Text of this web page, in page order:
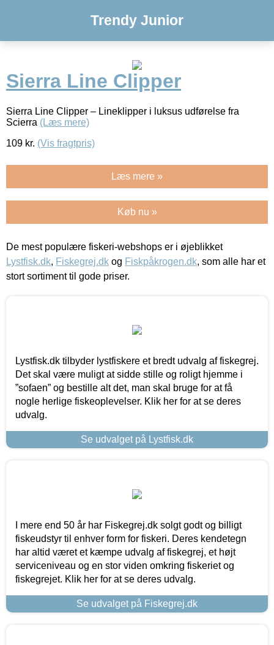
Trendy Junior
Sierra Line Clipper
Sierra Line Clipper – Lineklipper i luksus udførelse fra
Scierra (Læs mere)
109 kr. (Vis fragtpris)
Læs mere »
Køb nu »
De mest populære fiskeri-webshops er i øjeblikket
Lystfisk.dk, Fiskegrej.dk og Fiskpåkrogen.dk, som alle har et
stort sortiment til gode priser.
Lystfisk.dk tilbyder lystfiskere et bredt udvalg af fiskegrej.
Det skal være muligt at sidde stille og roligt hjemme i
”sofaen” og bestille alt det, man skal bruge for at få
nogle herlige fiskeoplevelser. Klik her for at se deres
udvalg.
Se udvalget på Lystfisk.dk
I mere end 50 år har Fiskegrej.dk solgt godt og billigt
fiskeudstyr til enhver form for fiskeri. Deres kendetegn
har altid været et kæmpe udvalg af fiskegrej, et højt
serviceniveau og en stor viden omkring fiskeriet og
fiskegrejet. Klik her for at se deres udvalg.
Se udvalget på Fiskegrej.dk